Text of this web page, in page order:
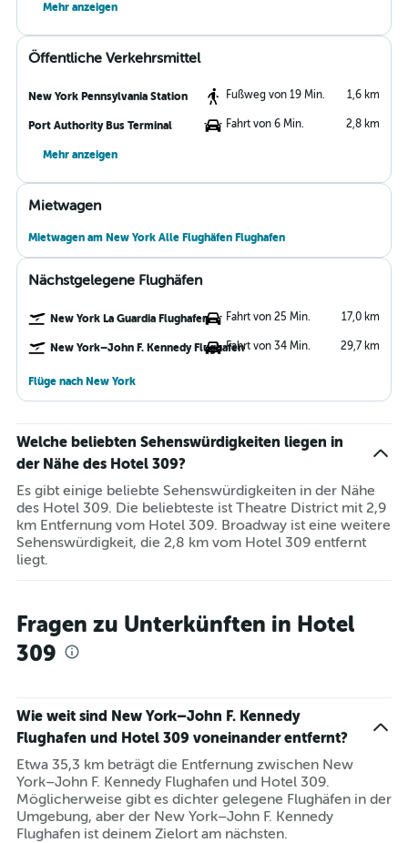
Mehr anzeigen
Öffentliche Verkehrsmittel
New York Pennsylvania Station Fußweg von 19 Min. 1,6 km
Port Authority Bus Terminal Fahrt von 6 Min. 2,8 km
Mehr anzeigen
Mietwagen
Mietwagen am New York Alle Flughäfen Flughafen
Nächstgelegene Flughäfen
New York La Guardia Flughafen Fahrt von 25 Min. 17,0 km
New York–John F. Kennedy FlughafenFahrt von 34 Min. 29,7 km
Flüge nach New York
Welche beliebten Sehenswürdigkeiten liegen in
der Nähe des Hotel 309?
Es gibt einige beliebte Sehenswürdigkeiten in der Nähe
des Hotel 309. Die beliebteste ist Theatre District mit 2,9
km Entfernung vom Hotel 309. Broadway ist eine weitere
Sehenswürdigkeit, die 2,8 km vom Hotel 309 entfernt
liegt.
Fragen zu Unterkünften in Hotel
309
Wie weit sind New York–John F. Kennedy
Flughafen und Hotel 309 voneinander entfernt?
Etwa 35,3 km beträgt die Entfernung zwischen New
York–John F. Kennedy Flughafen und Hotel 309.
Möglicherweise gibt es dichter gelegene Flughäfen in der
Umgebung, aber der New York–John F. Kennedy
Flughafen ist deinem Zielort am nächsten.